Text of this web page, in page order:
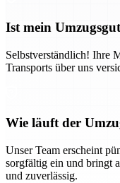
Ist mein
Selbstverständlich! Ihre
Transports über uns
Wie läuft der
Unser Team erscheint
sorgfältig ein und bringt
und zuverlässig.